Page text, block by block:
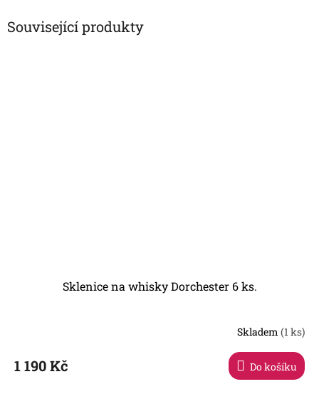
Související produkty
Sklenice na whisky Dorchester 6 ks.
Skladem (1 ks)
1 190 Kč Do košíku